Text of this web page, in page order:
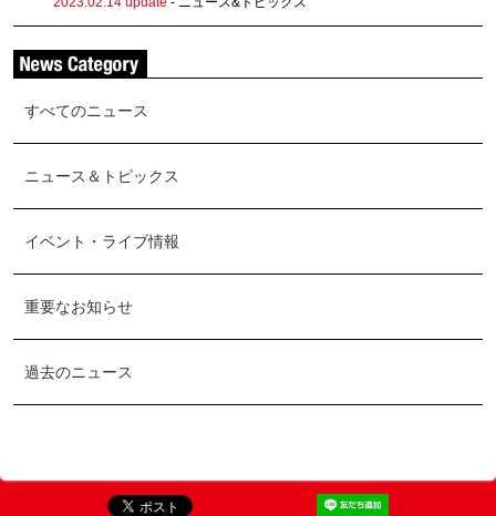
すべてのニュース
ニュース＆トピックス
イベント・ライブ情報
重要なお知らせ
過去のニュース